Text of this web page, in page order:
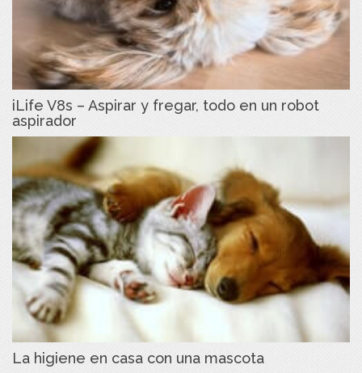
iLife V8s – Aspirar y fregar, todo en un robot
aspirador
La higiene en casa con una mascota